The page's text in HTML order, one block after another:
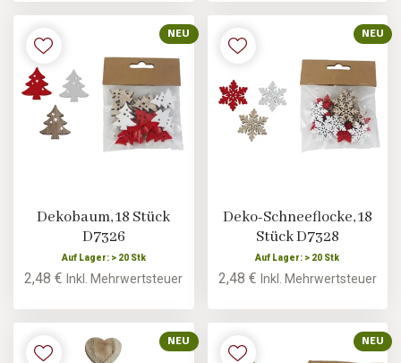
NEU
Dekobaum, 18 Stück
D7326
Auf Lager: > 20 Stk
2,48 €Inkl. Mehrwertsteuer
NEU
Deko-Schneeflocke, 18
Stück D7328
Auf Lager: > 20 Stk
2,48 € Inkl. Mehrwertsteuer
NEU NEU